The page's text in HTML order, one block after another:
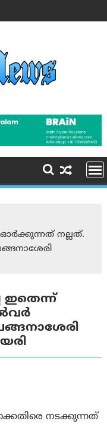
നല്ലത്.
ഇതെന്ന്
നടക്കുന്നത്